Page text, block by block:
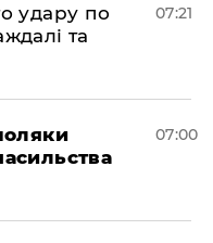
удару по
та
07:21
07:00